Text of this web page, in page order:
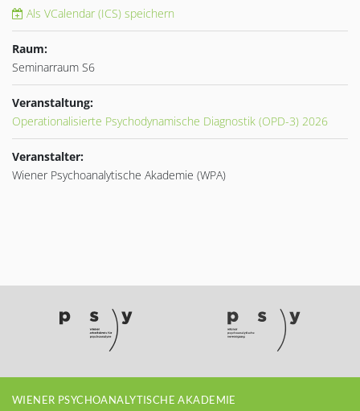
Als VCalendar (ICS) speichern
Raum:
Seminarraum S6
Veranstaltung:
Operationalisierte Psychodynamische Diagnostik (OPD-3) 2026
Veranstalter:
Wiener Psychoanalytische Akademie (WPA)
WIENER PSYCHOANALYTISCHE AKADEMIE